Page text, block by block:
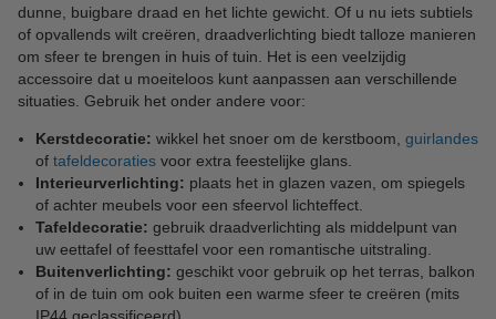
dunne, buigbare draad en het lichte gewicht. Of u nu iets subtiels
of opvallends wilt creëren, draadverlichting biedt talloze manieren
om sfeer te brengen in huis of tuin. Het is een veelzijdig
accessoire dat u moeiteloos kunt aanpassen aan verschillende
situaties. Gebruik het onder andere voor:
Kerstdecoratie: wikkel het snoer om de kerstboom, guirlandes
of tafeldecoraties voor extra feestelijke glans.
Interieurverlichting: plaats het in glazen vazen, om spiegels
of achter meubels voor een sfeervol lichteffect.
Tafeldecoratie: gebruik draadverlichting als middelpunt van
uw eettafel of feesttafel voor een romantische uitstraling.
Buitenverlichting: geschikt voor gebruik op het terras, balkon
of in de tuin om ook buiten een warme sfeer te creëren (mits